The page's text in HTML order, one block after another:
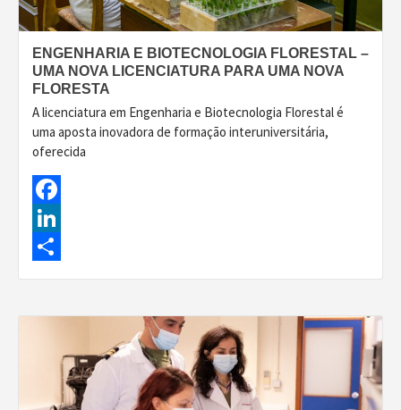
ENGENHARIA E BIOTECNOLOGIA FLORESTAL –
UMA NOVA LICENCIATURA PARA UMA NOVA
FLORESTA
A licenciatura em Engenharia e Biotecnologia Florestal é
uma aposta inovadora de formação interuniversitária,
oferecida
Facebook
LinkedIn
Share